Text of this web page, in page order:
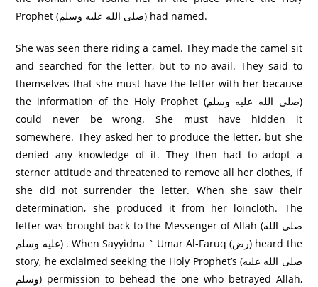
Prophet (صلى الله عليه وسلم) had named.
She was seen there riding a camel. They made the camel sit
and searched for the letter, but to no avail. They said to
themselves that she must have the letter with her because
the information of the Holy Prophet (صلى الله عليه وسلم)
could never be wrong. She must have hidden it
somewhere. They asked her to produce the letter, but she
denied any knowledge of it. They then had to adopt a
sterner attitude and threatened to remove all her clothes, if
she did not surrender the letter. When she saw their
determination, she produced it from her loincloth. The
letter was brought back to the Messenger of Allah (صلى الله
عليه وسلم) . When Sayyidna ` Umar Al-Faruq (رض) heard the
story, he exclaimed seeking the Holy Prophet’s (صلى الله عليه
وسلم) permission to behead the one who betrayed Allah,